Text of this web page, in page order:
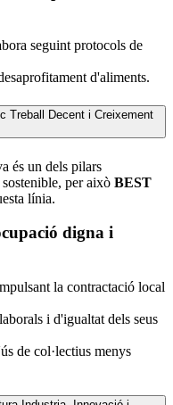
seguint protocols de
d'aliments.
Treball Decent i Creixement
és un dels pilars
per això BEST
línia.
digna i
la contractació local
i d'igualtat dels seus
de col·lectius menys